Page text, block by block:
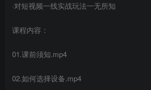
·对短视频一线实战玩法一无所知
课程内容：
01.课前须知.mp4
02.如何选择设备.mp4